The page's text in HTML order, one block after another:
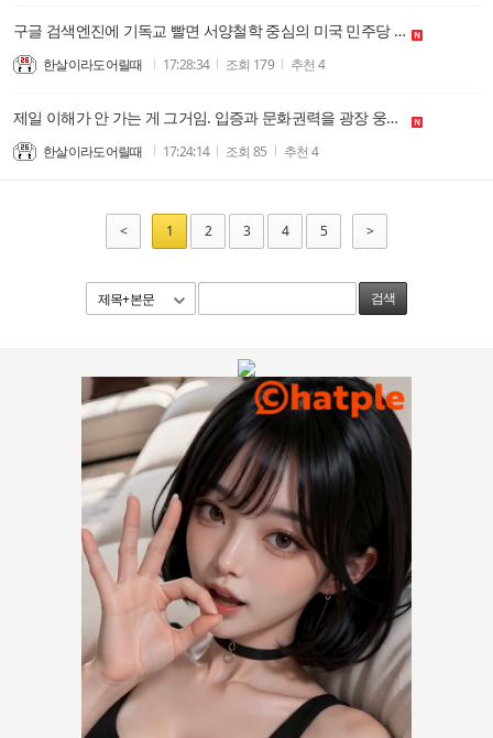
구글 검색엔진에 기독교 빨면 서양철학 중심의 미국 민주당 옹호 바로 나온다. 그런데, 80대 동학노인의 속임수는 아나? 헬라인본주의가 동학이라고 퉁치는게 김영삼 때
한살이라도어릴때 17:28:34 조회 179 추천 4
제일 이해가 안 가는 게 그거임. 입증과 문화권력을 광장 웅변대회로 퉁치는게 말이 되는 일인가? 자유당 때를 그리워하는 팔십대 노인의 정신승리의 무한반복
한살이라도어릴때 17:24:14 조회 85 추천 4
< 1 2 3 4 5 >
제목+본문 검색